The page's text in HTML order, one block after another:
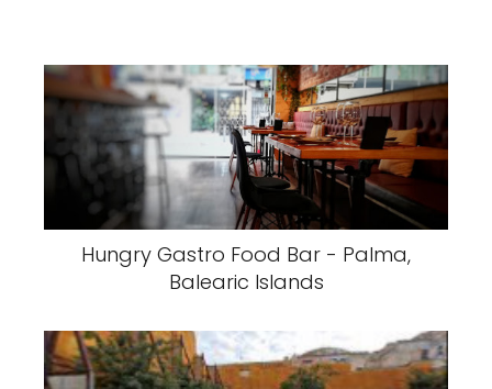
Hungry Gastro Food Bar - Palma,
Balearic Islands